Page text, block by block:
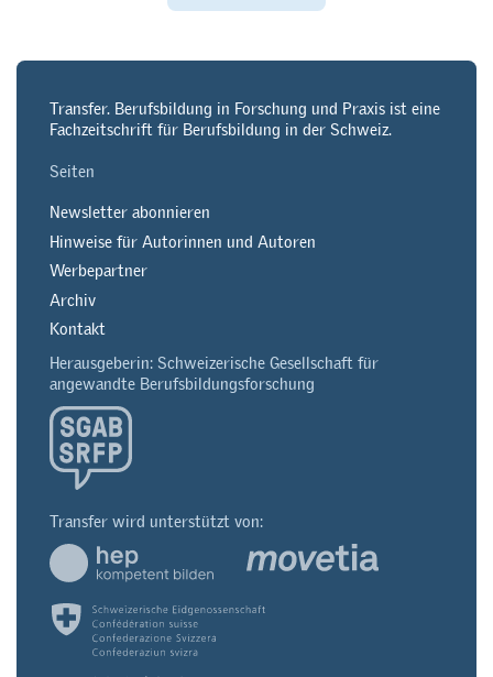
Transfer. Berufsbildung in Forschung und Praxis ist eine
Fachzeitschrift für Berufsbildung in der Schweiz.
Seiten
Newsletter abonnieren
Hinweise für Autorinnen und Autoren
Werbepartner
Archiv
Kontakt
Herausgeberin: Schweizerische Gesellschaft für
angewandte Berufsbildungsforschung
Transfer wird unterstützt von: